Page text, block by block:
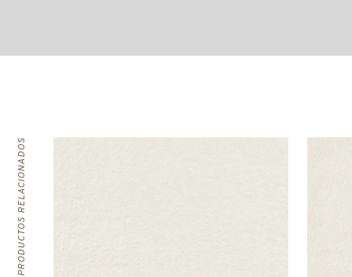
PRODUCTOS RELACIONADOS